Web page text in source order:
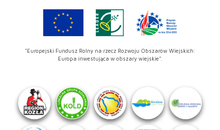
"Europejski Fundusz Rolny na rzecz Rozwoju Obszarów Wiejskich:
Europa inwestująca w obszary wiejskie".